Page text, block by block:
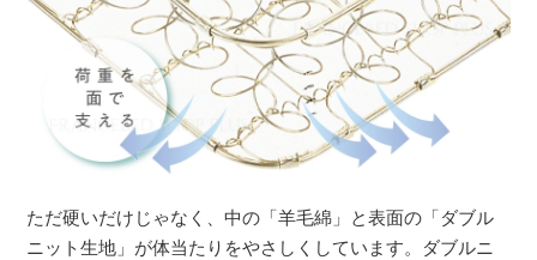
ただ硬いだけじゃなく、中の「羊毛綿」と表面の「ダブル
ニット生地」が体当たりをやさしくしています。ダブルニ